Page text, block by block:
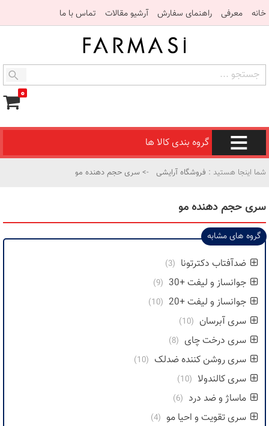
خانه معرفی راهنمای سفارش آرشیو مقالات تماس با ما
۰
گروه بندی کالا ها
شما اینجا هستید : فروشگاه آرایشی -> سری حجم دهنده مو
سری حجم دهنده مو
گروه های مشابه
ضدآفتاب دکترتونا (3)
جوانساز و لیفت +30 (9)
جوانساز و لیفت +20 (10)
سری آبرسان (10)
سری درخت چای (8)
سری روشن کننده ضدلک (10)
سری کالندولا (10)
ماساژ و ضد درد (6)
سری تقویت و احیا مو (4)